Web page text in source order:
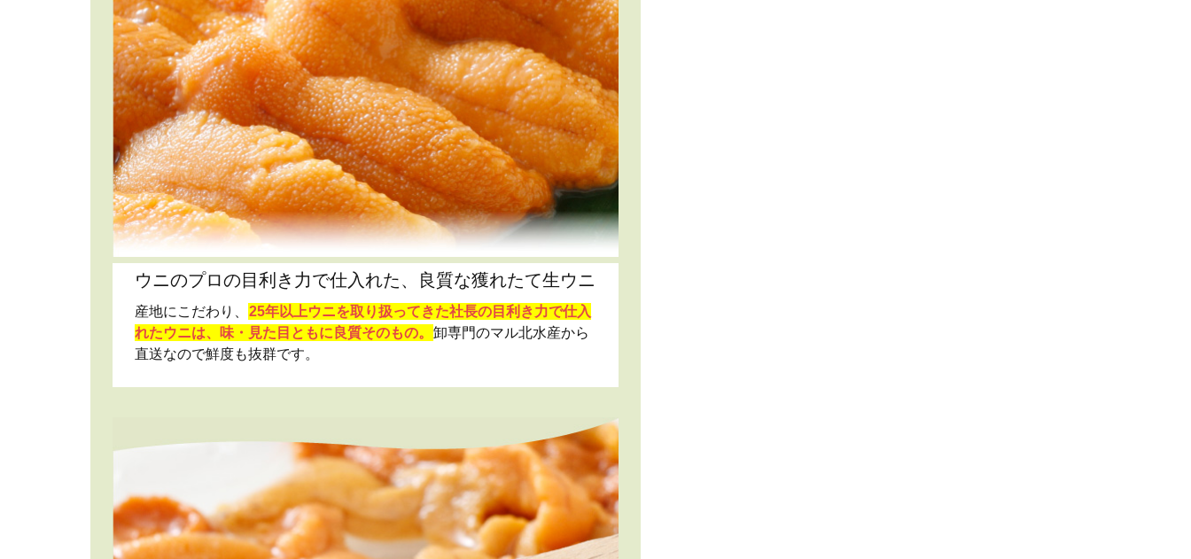
ウニのプロの目利き力で仕入れた、良質な獲れたて生ウニ
産地にこだわり、 25年以上ウニを取り扱ってきた社長の目利き力で仕入
れたウニは、味・見た目ともに良質そのもの。 卸専門のマル北水産から
直送なので鮮度も抜群です。